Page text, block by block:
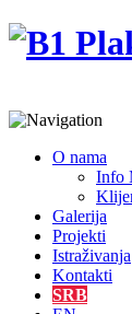
O nama
Info
Galerija
Projekti
Istraživanja
Kontakti
SRB